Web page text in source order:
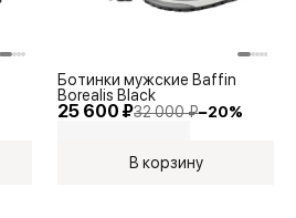
25 600 ₽32 000 ₽−20%
Ботинки мужские Baffin
Borealis Black
В корзину